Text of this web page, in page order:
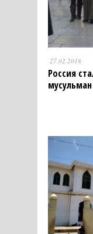
27.02.2018
Россия
мусульман